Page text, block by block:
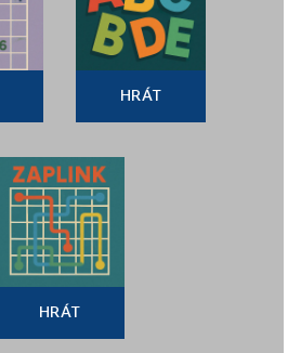
HRÁT
HRÁT